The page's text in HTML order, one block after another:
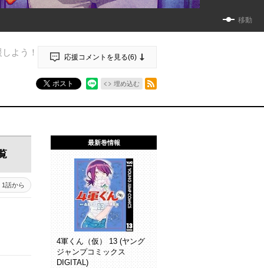
移動
よう！ 応援コメントを見る(6)
ポスト 埋め込む
1話から
最新巻情報
4軍くん（仮） 13 (ヤング
ジャンプコミックス
DIGITAL)